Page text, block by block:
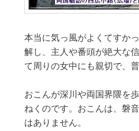
本当に気っ風がよくてすか
解し、主人や番頭が絶大な
て周りの女中にも親切で、
おこんが深川や両国界隈を
ねくのです。おこんは、磐
はありません。